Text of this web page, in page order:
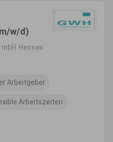
w/d)
Hessen
Arbeitgeber
Arbeitszeiten